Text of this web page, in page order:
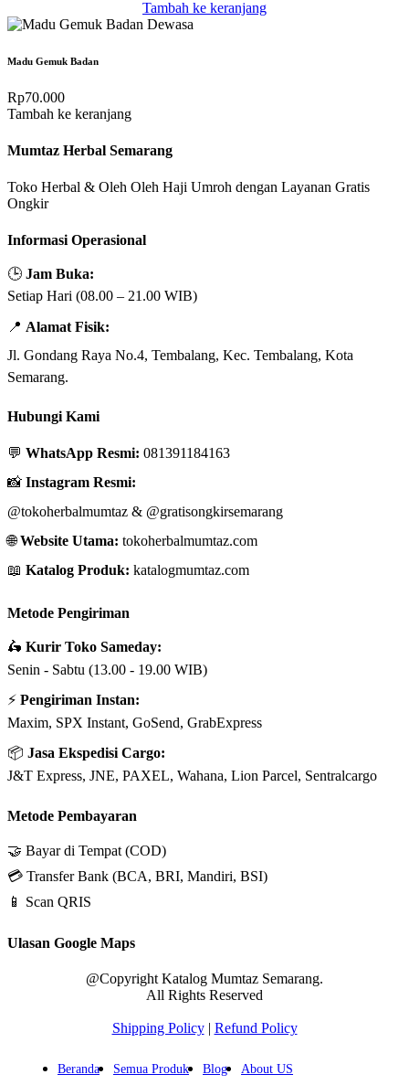
Tambah ke keranjang
Madu Gemuk Badan
Rp70.000
Tambah ke keranjang
Mumtaz Herbal Semarang
Toko Herbal & Oleh Oleh Haji Umroh dengan Layanan Gratis
Ongkir
Informasi Operasional
🕒 Jam Buka:
Setiap Hari (08.00 – 21.00 WIB)
📍 Alamat Fisik:
Jl. Gondang Raya No.4, Tembalang, Kec. Tembalang, Kota
Semarang.
Hubungi Kami
💬 WhatsApp Resmi: 081391184163
📸 Instagram Resmi:
@tokoherbalmumtaz & @gratisongkirsemarang
🌐Website Utama: tokoherbalmumtaz.com
📖 Katalog Produk: katalogmumtaz.com
Metode Pengiriman
🛵 Kurir Toko Sameday:
Senin - Sabtu (13.00 - 19.00 WIB)
⚡ Pengiriman Instan:
Maxim, SPX Instant, GoSend, GrabExpress
📦 Jasa Ekspedisi Cargo:
J&T Express, JNE, PAXEL, Wahana, Lion Parcel, Sentralcargo
Metode Pembayaran
🤝 Bayar di Tempat (COD)
💳 Transfer Bank (BCA, BRI, Mandiri, BSI)
📱 Scan QRIS
Ulasan Google Maps
@Copyright Katalog Mumtaz Semarang.
All Rights Reserved
Shipping Policy| Refund Policy
Beranda Semua Produk Blog About US